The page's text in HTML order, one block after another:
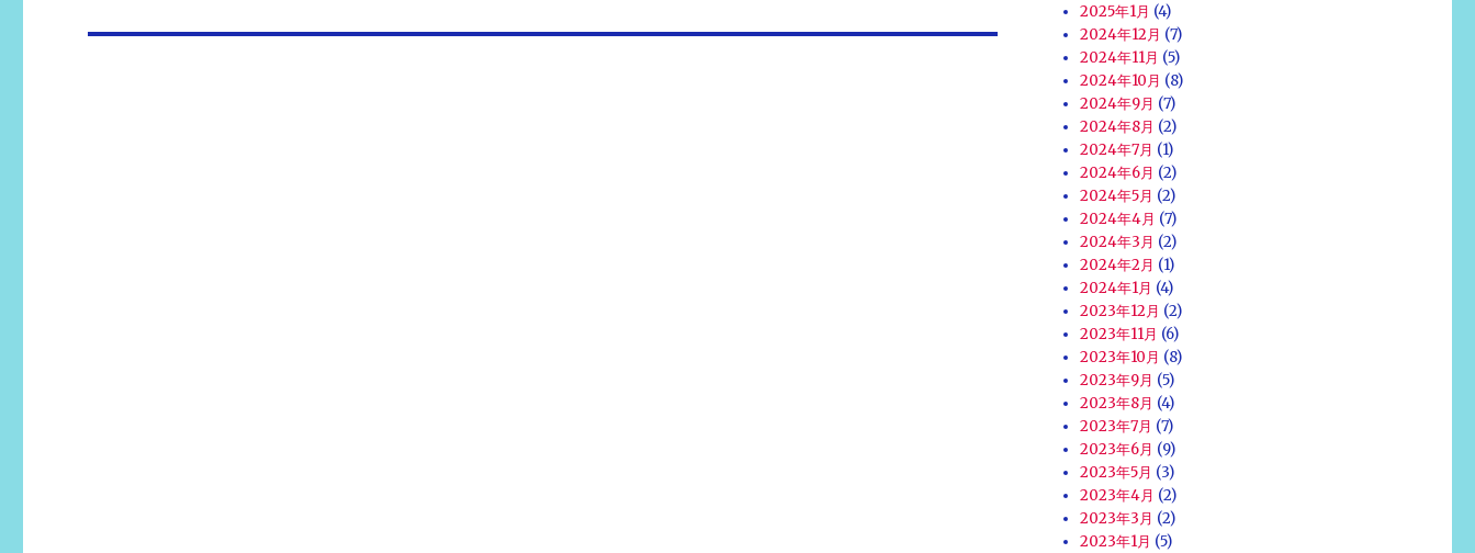
投
2025年1月 (4)
2024年12月 (7)
2024年11月 (5)
2024年10月 (8)
2024年9月 (7)
2024年8月 (2)
2024年7月 (1)
2024年6月 (2)
2024年5月 (2)
2024年4月 (7)
2024年3月 (2)
2024年2月 (1)
2024年1月 (4)
2023年12月 (2)
2023年11月 (6)
2023年10月 (8)
2023年9月 (5)
2023年8月 (4)
2023年7月 (7)
2023年6月 (9)
2023年5月 (3)
2023年4月 (2)
2023年3月 (2)
2023年1月 (5)